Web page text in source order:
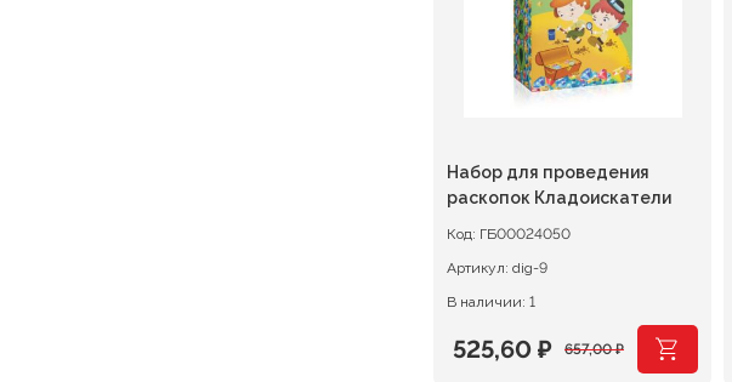
Набор для проведения
раскопок Кладоискатели
Код: ГБ00024050
Артикул: dig-9
В наличии: 1
657,00₽
Первоначальная
525,60 ₽
Текущая